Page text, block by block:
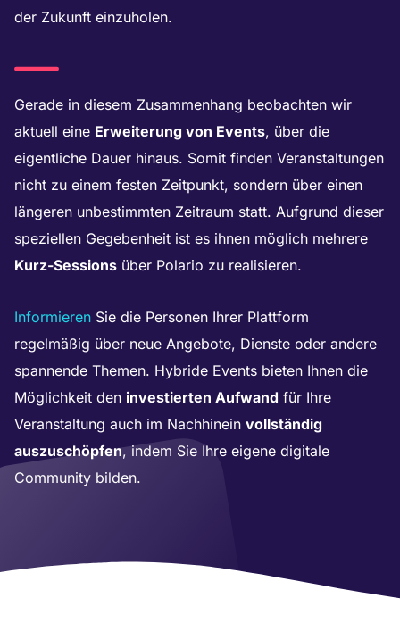
der Zukunft einzuholen.
Gerade in diesem Zusammenhang beobachten wir
aktuell eine Erweiterung von Events, über die
eigentliche Dauer hinaus. Somit finden Veranstaltungen
nicht zu einem festen Zeitpunkt, sondern über einen
längeren unbestimmten Zeitraum statt. Aufgrund dieser
speziellen Gegebenheit ist es ihnen möglich mehrere
Kurz-Sessions über Polario zu realisieren.
Informieren Sie die Personen Ihrer Plattform
regelmäßig über neue Angebote, Dienste oder andere
spannende Themen. Hybride Events bieten Ihnen die
Möglichkeit den investierten Aufwand für Ihre
Veranstaltung auch im Nachhinein vollständig
auszuschöpfen, indem Sie Ihre eigene digitale
Community bilden.